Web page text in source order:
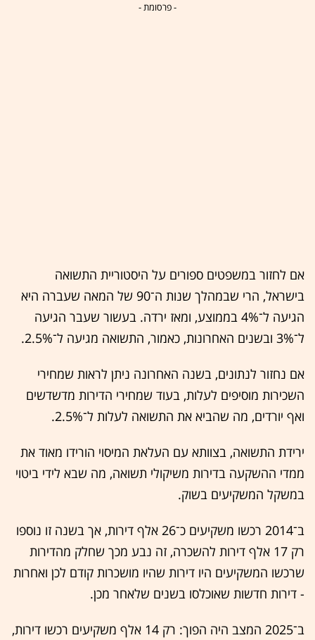
- פרסומת -
אם לחזור במשפטים ספורים על היסטוריית התשואה
בישראל, הרי שבמהלך שנות ה־90 של המאה שעברה היא
הגיעה ל־4% בממוצע, ומאז ירדה. בעשור שעבר הגיעה
ל־3% ובשנים האחרונות, כאמור, התשואה מגיעה ל־2.5%.
אם נחזור לנתונים, בשנה האחרונה ניתן לראות שמחירי
השכירות מוסיפים לעלות, בעוד שמחירי הדירות מדשדשים
ואף יורדים, מה שהביא את התשואה לעלות ל־2.5%.
ירידת התשואה, בצוותא עם העלאת המיסוי הורידו מאוד את
ממדי ההשקעה בדירות משיקולי תשואה, מה שבא לידי ביטוי
במשקל המשקיעים בשוק.
ב־2014 רכשו משקיעים כ־26 אלף דירות, אך בשנה זו נוספו
רק 17 אלף דירות להשכרה, זה נבע מכך שחלק מהדירות
שרכשו המשקיעים היו דירות שהיו מושכרות קודם לכן ואחרות
- דירות חדשות שאוכלסו בשנים שלאחר מכן.
ב־2025 המצב היה הפוך: רק 14 אלף משקיעים רכשו דירות,